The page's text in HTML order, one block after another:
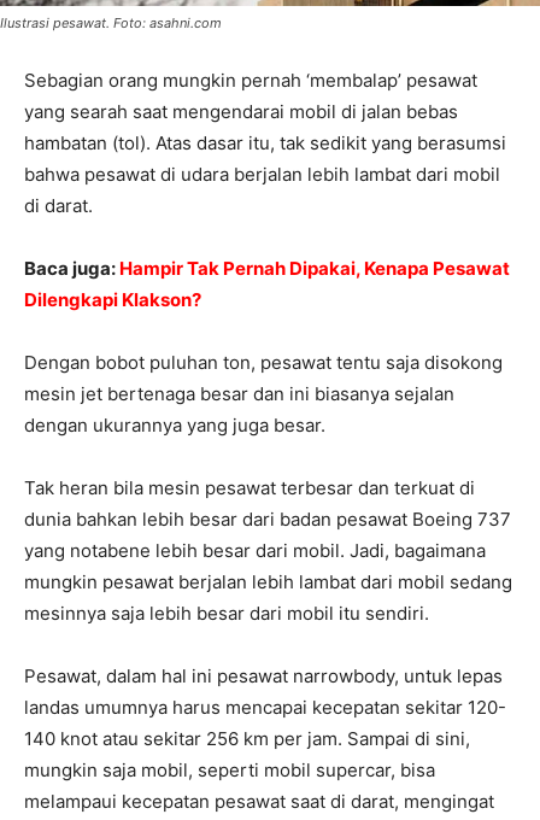
Ilustrasi pesawat. Foto: asahni.com
Sebagian orang mungkin pernah ‘membalap’ pesawat
yang searah saat mengendarai mobil di jalan bebas
hambatan (tol). Atas dasar itu, tak sedikit yang berasumsi
bahwa pesawat di udara berjalan lebih lambat dari mobil
di darat.
Baca juga: Hampir Tak Pernah Dipakai, Kenapa Pesawat
Dilengkapi Klakson?
Dengan bobot puluhan ton, pesawat tentu saja disokong
mesin jet bertenaga besar dan ini biasanya sejalan
dengan ukurannya yang juga besar.
Tak heran bila mesin pesawat terbesar dan terkuat di
dunia bahkan lebih besar dari badan pesawat Boeing 737
yang notabene lebih besar dari mobil. Jadi, bagaimana
mungkin pesawat berjalan lebih lambat dari mobil sedang
mesinnya saja lebih besar dari mobil itu sendiri.
Pesawat, dalam hal ini pesawat narrowbody, untuk lepas
landas umumnya harus mencapai kecepatan sekitar 120-
140 knot atau sekitar 256 km per jam. Sampai di sini,
mungkin saja mobil, seperti mobil supercar, bisa
melampaui kecepatan pesawat saat di darat, mengingat